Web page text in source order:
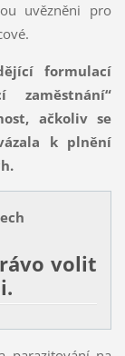
uvězněni pro
formulací
zaměstnání“
ačkoliv se
k plnění
volit